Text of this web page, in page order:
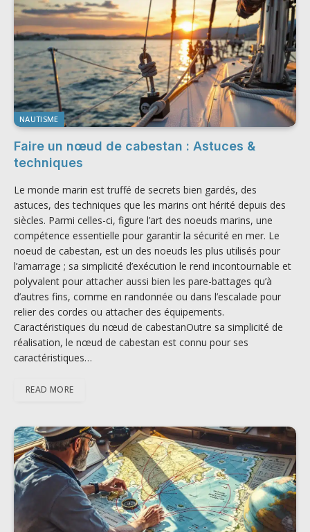
NAUTISME
Faire un nœud de cabestan : Astuces &
techniques
Le monde marin est truffé de secrets bien gardés, des
astuces, des techniques que les marins ont hérité depuis des
siècles. Parmi celles-ci, figure l’art des noeuds marins, une
compétence essentielle pour garantir la sécurité en mer. Le
noeud de cabestan, est un des noeuds les plus utilisés pour
l’amarrage ; sa simplicité d’exécution le rend incontournable et
polyvalent pour attacher aussi bien les pare-battages qu’à
d’autres fins, comme en randonnée ou dans l’escalade pour
relier des cordes ou attacher des équipements.
Caractéristiques du nœud de cabestanOutre sa simplicité de
réalisation, le nœud de cabestan est connu pour ses
caractéristiques…
READ MORE